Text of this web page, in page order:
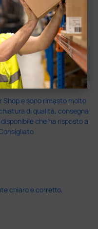
e sono rimasto molto
di qualità, consegna
che ha risposto a
chiaro e corretto,